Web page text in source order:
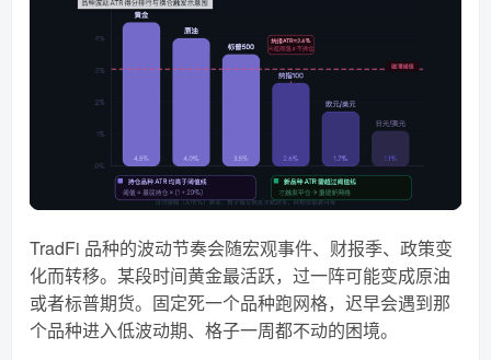
TradFi 品种的波动节奏会随宏观事件、财报季、政策变
化而转移。某段时间黄金最活跃，过一阵可能变成原油
或者标普期货。固定死一个品种跑网格，迟早会遇到那
个品种进入低波动期、格子一周都不动的困境。